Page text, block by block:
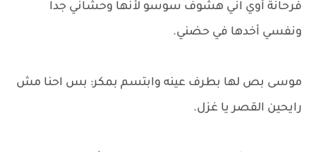
فرحانة أوي اني هشوف سوسو لأنها وحشاني جدا
ونفسي أخدها في حضني.
موسى بص لها بطرف عينه وابتسم بمكر: بس احنا مش
رايحين القصر يا غزل.